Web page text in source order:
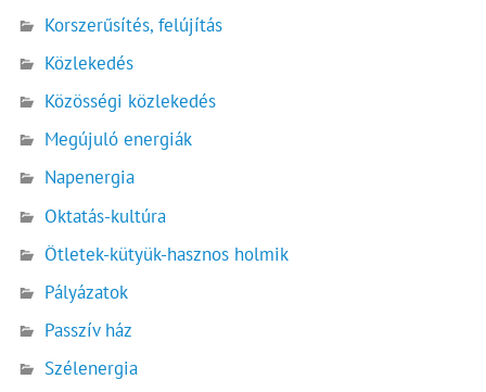
Korszerűsítés, felújítás
Közlekedés
Közösségi közlekedés
Megújuló energiák
Napenergia
Oktatás-kultúra
Ötletek-kütyük-hasznos holmik
Pályázatok
Passzív ház
Szélenergia